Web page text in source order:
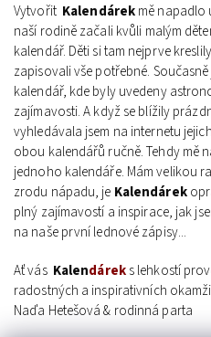
Vytvořit Kalendárekmě napadlo
naší rodině začali kvůli malým
kalendář. Děti si tam nejprve
zapisovali vše potřebné. Současně
kalendář, kde byly uvedeny
zajímavosti. A když se blížily
vyhledávala jsem na internetu
obou kalendářů ručně. Tehdy mě
jednoho kalendáře. Mám velikou
zrodu nápadu, je Kalendárek
plný zajímavostí a inspirace, jak
na naše první lednové zápisy...
Ať vás Kalendáreks lehkostí
radostných a inspirativních
Naďa Hetešová & rodinná parta